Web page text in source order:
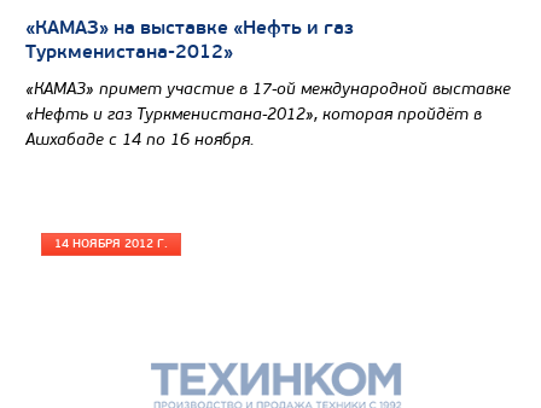
Направление разгрузки
Колесная формула
Узнать цену
«КАМАЗ» на выставке «Нефть и газ
Туркменистана-2012»
«КАМАЗ» примет участие в 17-ой международной выставке
«Нефть и газ Туркменистана-2012», которая пройдёт в
Ашхабаде с 14 по 16 ноября.
14 НОЯБРЯ 2012 Г.